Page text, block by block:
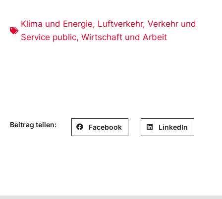
Klima und Energie, Luftverkehr, Verkehr und
Service public, Wirtschaft und Arbeit
Beitrag teilen: Facebook LinkedIn